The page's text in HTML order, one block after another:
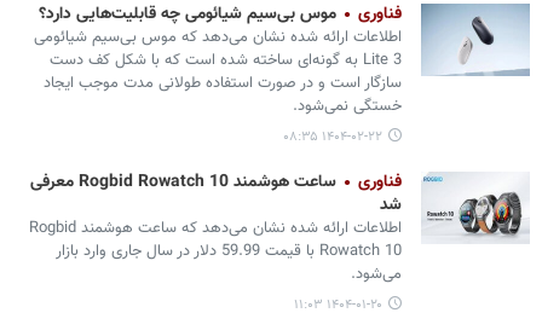
فناوری موس بی‌سیم شیائومی چه قابلیت‌هایی دارد؟
اطلاعات ارائه شده نشان می‌دهد که موس بی‌سیم شیائومی
Lite 3 به گونه‌ای ساخته شده است که با شکل کف دست
سازگار است و در صورت استفاده طولانی مدت موجب ایجاد
خستگی نمی‏‌شود.
۱۴۰۴-۰۲-۲۲ ۰۸:۳۵
فناوری
ساعت هوشمند Rogbid Rowatch 10 معرفی
شد
اطلاعات ارائه شده نشان می‌دهد که ساعت هوشمند Rogbid
Rowatch 10 با قیمت 59.99 دلار در سال جاری وارد بازار
می‏‌شود.
۱۴۰۴-۰۱-۲۰ ۱۱:۰۳